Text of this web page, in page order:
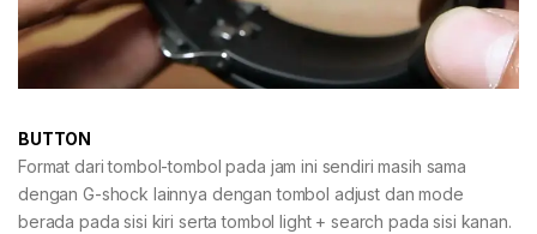
BUTTON
Format dari tombol-tombol pada jam ini sendiri masih sama
dengan G-shock lainnya dengan tombol adjust dan mode
berada pada sisi kiri serta tombol light + search pada sisi kanan.